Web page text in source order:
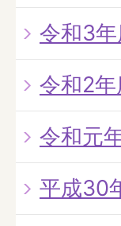
令和3
令和2
令和元
平成30